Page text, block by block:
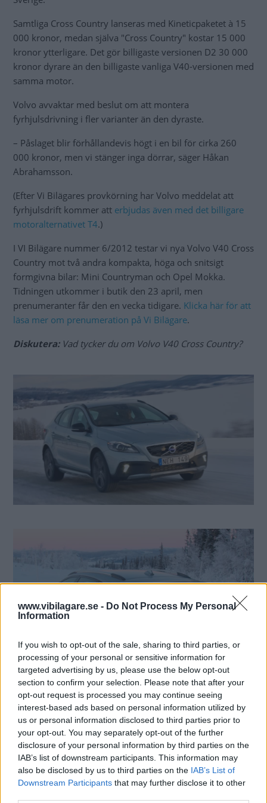
www.vibilagare.se - Do Not Process My Personal
Information
If you wish to opt-out of the sale, sharing to third parties, or
processing of your personal or sensitive information for
targeted advertising by us, please use the below opt-out
section to confirm your selection. Please note that after your
opt-out request is processed you may continue seeing
interest-based ads based on personal information utilized by
us or personal information disclosed to third parties prior to
your opt-out. You may separately opt-out of the further
disclosure of your personal information by third parties on the
IAB’s list of downstream participants. This information may
also be disclosed by us to third parties on the IAB’s List of
Downstream Participants that may further disclose it to other
Samtliga Cross Country lanseras med Kineticpaketet à 15
000 kronor, medan själva "Cross Country" kostar 15 000
kronor ytterligare. Det gör billigaste versionen D2 30 000
kronor dyrare än den billigaste vanliga V40-versionen med
samma motor.
Volvo avvaktar med beslut om att montera
fyrhjulsdrivning i fler varianter än den dyraste.
– Påslaget blir förhållandevis högt i en bil för cirka 260
000 kronor, men vi stänger inga dörrar, säger Håkan
Abrahamsson.
(Efter Vi Bilägares provkörning har Volvo meddelat att
fyrhjulsdrift kommer att erbjudas även med det billigare
motoralternativet T4.)
I VI Bilägare nummer 6/2012 testar vi nya Volvo V40 Cross
Country mot två andra kompakta, höga och snitsigt
formgivna bilar: Mini Countryman och Opel Mokka.
Tidningen utkommer i butik den 23 april, men
prenumeranter får den en vecka tidigare. Klicka här för att
läsa mer om prenumeration på Vi Bilägare.
Diskutera:Vad tycker du om Volvo V40 Cross Country?